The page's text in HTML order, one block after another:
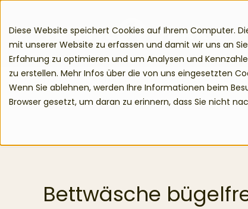
Diese Website speichert Cookies auf Ihrem Computer.
mit unserer Website zu erfassen und damit wir uns an
Erfahrung zu optimieren und um Analysen und
zu erstellen. Mehr Infos über die von uns eingesetzten
Wenn Sie ablehnen, werden Ihre Informationen beim
Browser gesetzt, um daran zu erinnern, dass Sie nicht
Home Sortiment das Bett
Bettwäsche